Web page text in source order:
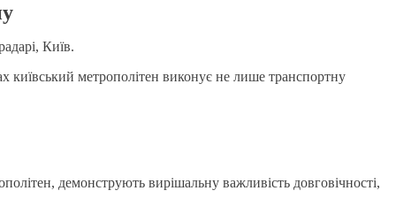
Київ.
київський метрополітен виконує не лише транспортну
демонструють вирішальну важливість довговічності,